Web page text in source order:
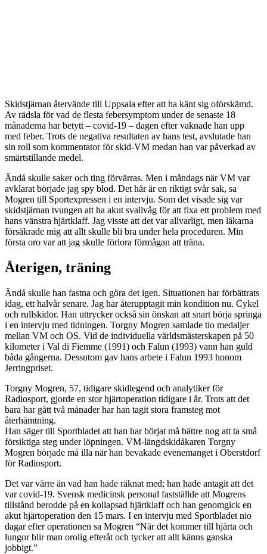
Skidstjärnan återvände till Uppsala efter att ha känt sig oförskämd.
Av rädsla för vad de flesta febersymptom under de senaste 18
månaderna har betytt – covid-19 – dagen efter vaknade han upp
med feber. Trots de negativa resultaten av hans test, avslutade han
sin roll som kommentator för skid-VM medan han var påverkad av
smärtstillande medel.
Ändå skulle saker och ting förvärras. Men i måndags när VM var
avklarat började jag spy blod. Det här är en riktigt svår sak, sa
Mogren till Sportexpressen i en intervju. Som det visade sig var
skidstjärnan tvungen att ha akut svallvåg för att fixa ett problem med
hans vänstra hjärtklaff. Jag visste att det var allvarligt, men läkarna
försäkrade mig att allt skulle bli bra under hela proceduren. Min
första oro var att jag skulle förlora förmågan att träna.
Återigen, träning
Ändå skulle han fastna och göra det igen. Situationen har förbättrats
idag, ett halvår senare. Jag har återupptagit min kondition nu. Cykel
och rullskidor. Han uttrycker också sin önskan att snart börja springa
i en intervju med tidningen. Torgny Mogren samlade tio medaljer
mellan VM och OS. Vid de individuella världsmästerskapen på 50
kilometer i Val di Fiemme (1991) och Falun (1993) vann han guld
båda gångerna. Dessutom gav hans arbete i Falun 1993 honom
Jerringpriset.
Torgny Mogren, 57, tidigare skidlegend och analytiker för
Radiosport, gjorde en stor hjärtoperation tidigare i år. Trots att det
bara har gått två månader har han tagit stora framsteg mot
återhämtning.
Han säger till Sportbladet att han har börjat må bättre nog att ta små
försiktiga steg under löpningen. VM-längdskidåkaren Torgny
Mogren började må illa när han bevakade evenemanget i Oberstdorf
för Radiosport.
Det var värre än vad han hade räknat med; han hade antagit att det
var covid-19. Svensk medicinsk personal fastställde att Mogrens
tillstånd berodde på en kollapsad hjärtklaff och han genomgick en
akut hjärtoperation den 15 mars. I en intervju med Sportbladet nio
dagar efter operationen sa Mogren “När det kommer till hjärta och
lungor blir man orolig efteråt och tycker att allt känns ganska
jobbigt.”